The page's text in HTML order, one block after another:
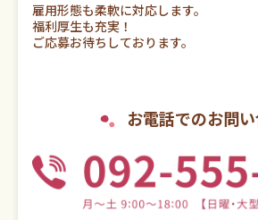
雇用形態も柔軟に対応します。
福利厚生も充実！
ご応募お待ちしております。
お電話でのお問